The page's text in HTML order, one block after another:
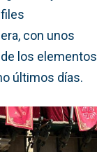
con unos
los elementos
últimos días.